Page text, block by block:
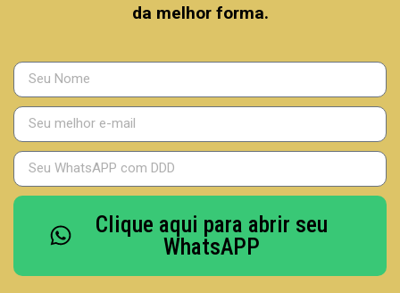
da melhor forma.
Clique aqui para abrir seu
WhatsAPP